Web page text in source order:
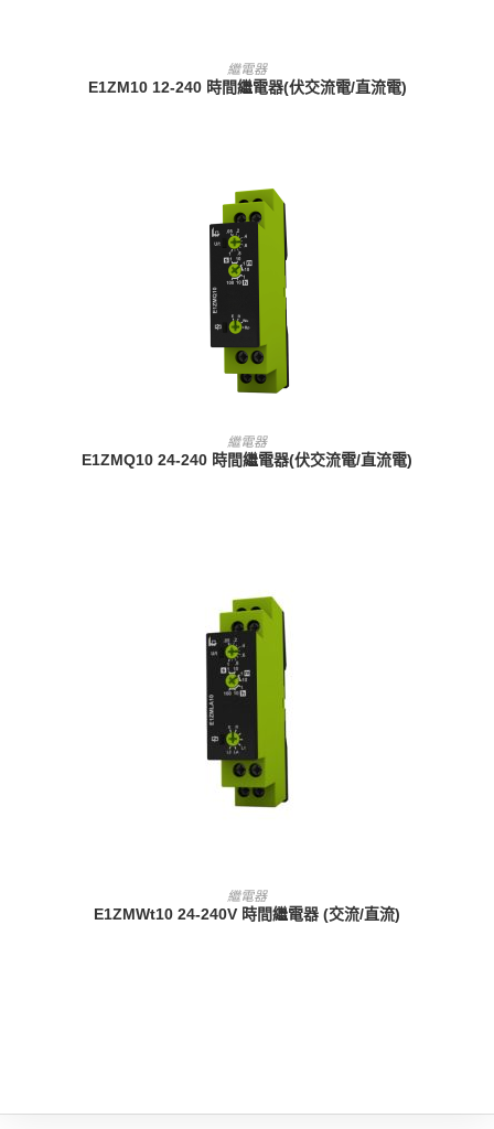
查看內容
繼電器
E1ZM10 12-240 時間繼電器(伏交流電/直流電)
查看內容
繼電器
E1ZMQ10 24-240 時間繼電器(伏交流電/直流電)
查看內容
繼電器
E1ZMWt10 24-240V 時間繼電器 (交流/直流)